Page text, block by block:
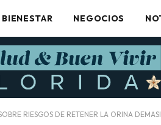
BIENESTAR NEGOCIOS
RIESGOS DE RETENER LA ORINA